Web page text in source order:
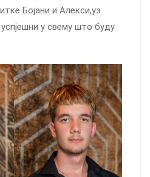
Бојани и Алекси,уз
у свему што буду